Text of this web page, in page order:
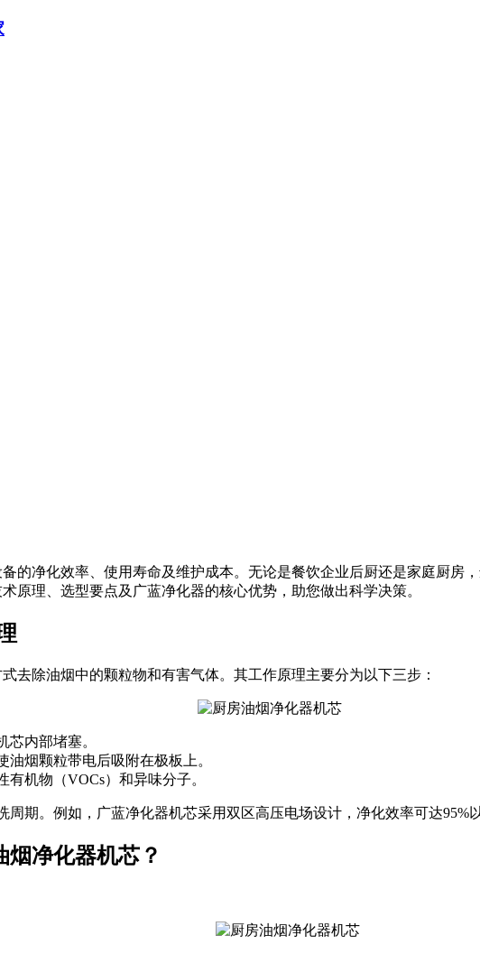
净化效率、使用寿命及维护成本。无论是餐饮企业后厨还是家庭厨房
原理、选型要点及广蓝净化器的核心优势，助您做出科学决策。
去除油烟中的颗粒物和有害气体。其工作原理主要分为以下三步：
芯内部堵塞。
油烟颗粒带电后吸附在极板上。
有机物（VOCs）和异味分子。
期。例如，广蓝净化器机芯采用双区高压电场设计，净化效率可达95%
净化器机芯？